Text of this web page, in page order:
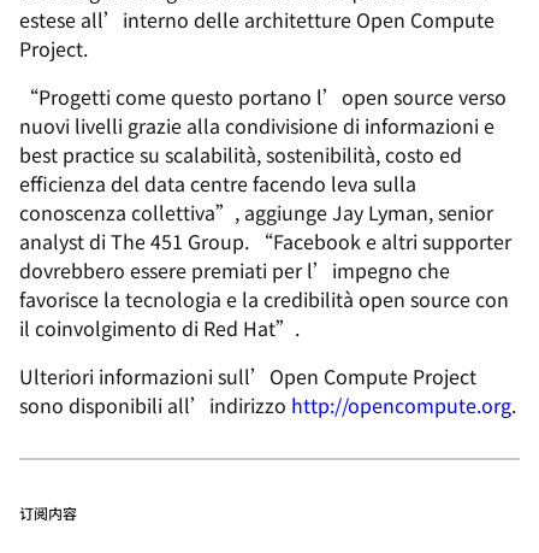
estese all’interno delle architetture Open Compute
Project.
“Progetti come questo portano l’open source verso
nuovi livelli grazie alla condivisione di informazioni e
best practice su scalabilità, sostenibilità, costo ed
efficienza del data centre facendo leva sulla
conoscenza collettiva”, aggiunge Jay Lyman, senior
analyst di The 451 Group. “Facebook e altri supporter
dovrebbero essere premiati per l’impegno che
favorisce la tecnologia e la credibilità open source con
il coinvolgimento di Red Hat”.
Ulteriori informazioni sull’Open Compute Project
sono disponibili all’indirizzo http://opencompute.org.
订阅内容